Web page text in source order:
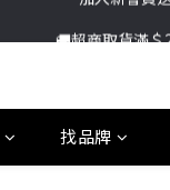
加入新會員
找品牌